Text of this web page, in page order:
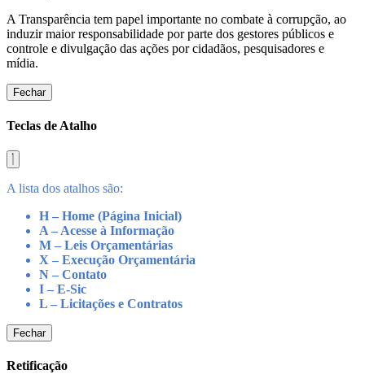
A Transparência tem papel importante no combate à corrupção, ao
induzir maior responsabilidade por parte dos gestores públicos e
controle e divulgação das ações por cidadãos, pesquisadores e
mídia.
Fechar
Teclas de Atalho
A lista dos atalhos são:
H – Home (Página Inicial)
A – Acesse à Informação
M – Leis Orçamentárias
X – Execução Orçamentária
N – Contato
I – E-Sic
L – Licitações e Contratos
Fechar
Retificação